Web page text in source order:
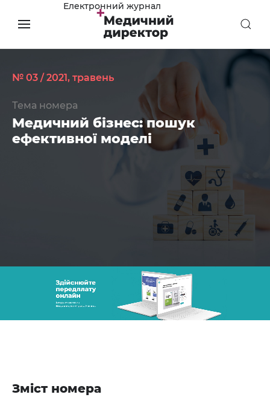
Електронний журнал
№ 03 / 2021, травень
Тема номера
Медичний бізнес: пошук
ефективної моделі
Зміст номера